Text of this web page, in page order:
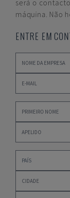
será o
máquina. Não
ENTRE EM